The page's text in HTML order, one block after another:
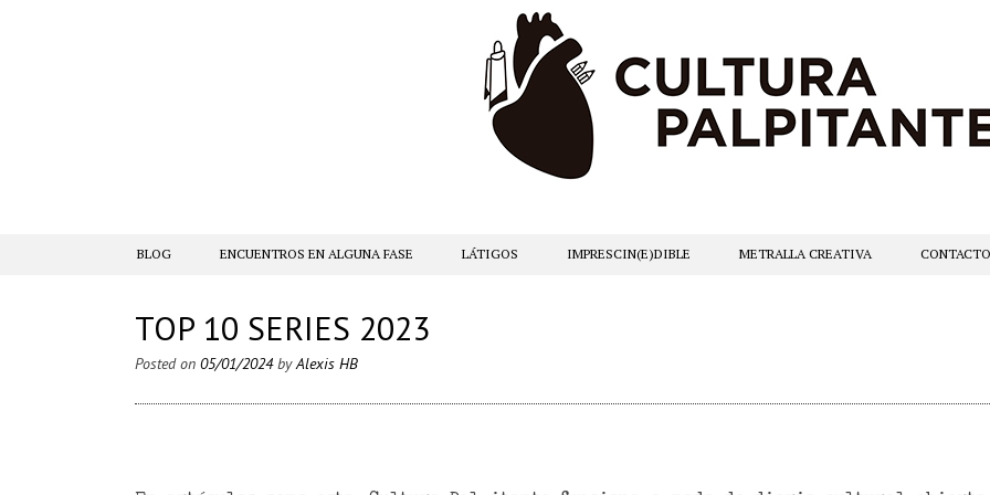
SKIP TO CONTENT
BLOG ENCUENTROS EN ALGUNA FASE LÁTIGOS IMPRESCIN(E)DIBLE METRALLA CREATIVA CONTACTO
TOP 10 SERIES 2023
Posted on 05/01/2024byAlexis HB